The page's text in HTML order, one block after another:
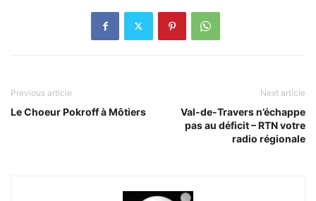
Previous article
Le Choeur Pokroff à Môtiers
Next article
Val-de-Travers n’échappe
pas au déficit – RTN votre
radio régionale